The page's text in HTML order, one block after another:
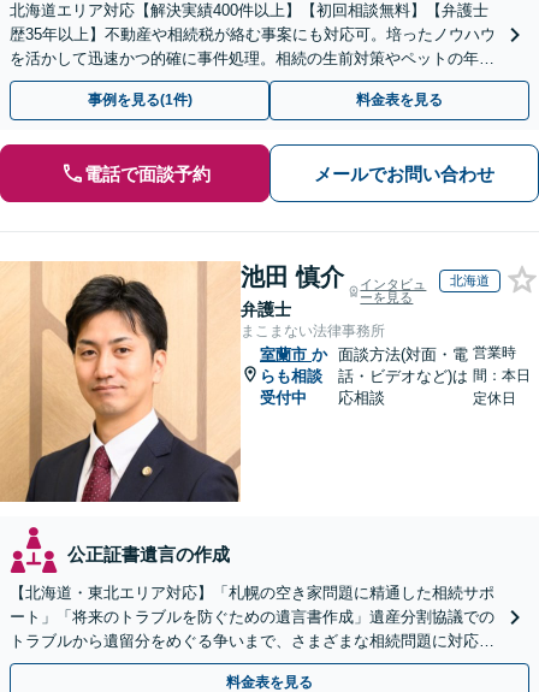
北海道エリア対応【解決実績400件以上】【初回相談無料】【弁護士
歴35年以上】不動産や相続税が絡む事案にも対応可。培ったノウハウ
を活かして迅速かつ的確に事件処理。相続の生前対策やペットの年金
システムもお任せ【完全個室】【自衛隊前駅8分】
事例を見る(1件) 料金表を見る
電話で面談予約 メールでお問い合わせ
池田 慎介
弁護士
インタビュ
ーを見る
北海道
まこまない法律事務所
室蘭市 か
らも相談
受付中
面談方法(対面・電
話・ビデオなど)は
応相談
営業時
間：本日
定休日
公正証書遺言の作成
【北海道・東北エリア対応】「札幌の空き家問題に精通した相続サポ
ート」「将来のトラブルを防ぐための遺言書作成」遺産分割協議での
トラブルから遺留分をめぐる争いまで、さまざまな相続問題に対応し
ています「アクセス良好・WEB面談対応で安心の相談」
料金表を見る